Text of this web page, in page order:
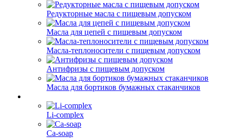
Редукторные масла с пищевым допуском
Масла для цепей с пищевым допуском
Масла-теплоносители с пищевым допуском
Антифризы с пищевым допуском
Масла для бортиков бумажных стаканчиков
Li-complex
Ca-soap